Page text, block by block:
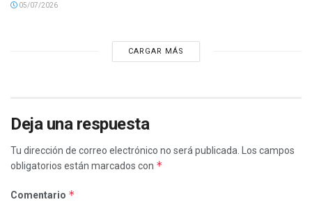
05/07/2026
CARGAR MÁS
Deja una respuesta
Tu dirección de correo electrónico no será publicada.
Los campos
obligatorios están marcados con *
Comentario *